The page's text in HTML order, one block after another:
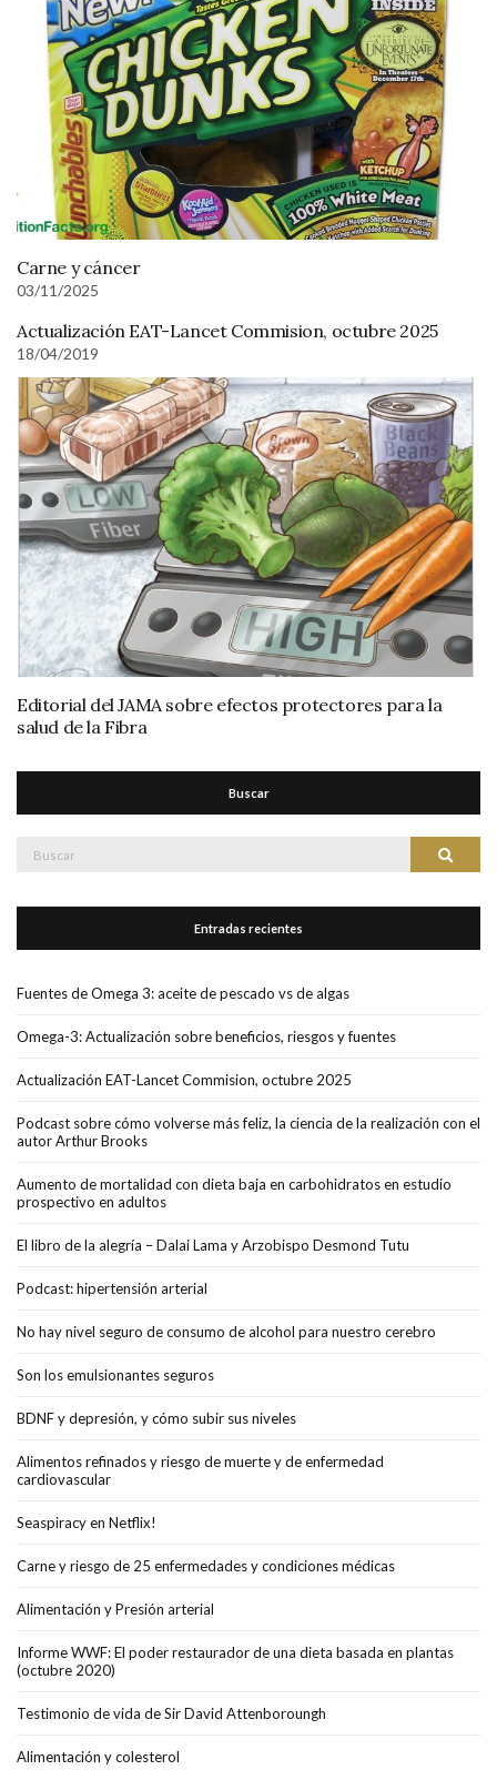
Carne y cáncer
03/11/2025
Actualización EAT-Lancet Commision, octubre 2025
18/04/2019
Editorial del JAMA sobre efectos protectores para la
salud de la Fibra
Buscar
Buscar
Entradas recientes
Fuentes de Omega 3: aceite de pescado vs de algas
Omega-3: Actualización sobre beneficios, riesgos y fuentes
Actualización EAT-Lancet Commision, octubre 2025
Podcast sobre cómo volverse más feliz, la ciencia de la realización con el
autor Arthur Brooks
Aumento de mortalidad con dieta baja en carbohidratos en estudio
prospectivo en adultos
El libro de la alegría – Dalai Lama y Arzobispo Desmond Tutu
Podcast: hipertensión arterial
No hay nivel seguro de consumo de alcohol para nuestro cerebro
Son los emulsionantes seguros
BDNF y depresión, y cómo subir sus niveles
Alimentos refinados y riesgo de muerte y de enfermedad
cardiovascular
Seaspiracy en Netflix!
Carne y riesgo de 25 enfermedades y condiciones médicas
Alimentación y Presión arterial
Informe WWF: El poder restaurador de una dieta basada en plantas
(octubre 2020)
Testimonio de vida de Sir David Attenboroungh
Alimentación y colesterol